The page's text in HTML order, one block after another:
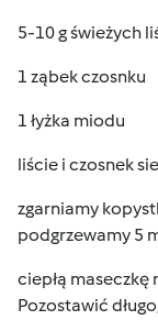
5-10 g świeżych
1 ząbek czosnku
1 łyżka miodu
liście i czosnek
zgarniamy
podgrzewamy 5
ciepłą maseczkę
Pozostawić